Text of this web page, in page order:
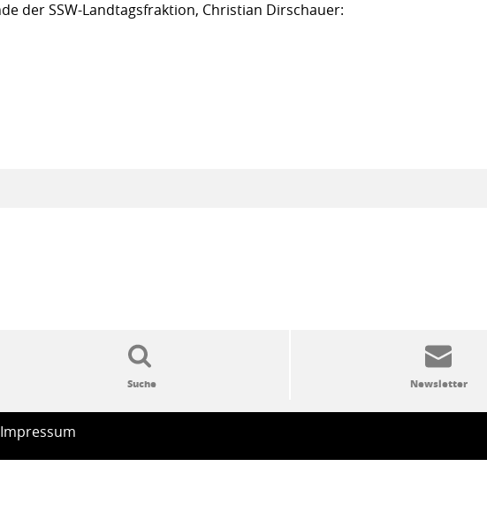
der SSW-Landtagsfraktion, Christian Dirschauer:
Impressum